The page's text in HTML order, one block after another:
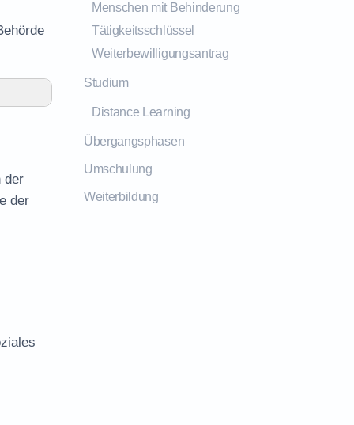
der
der
Menschen mit Behinderung
Tätigkeitsschlüssel
Weiterbewilligungsantrag
Studium
Distance Learning
Übergangsphasen
Umschulung
Weiterbildung